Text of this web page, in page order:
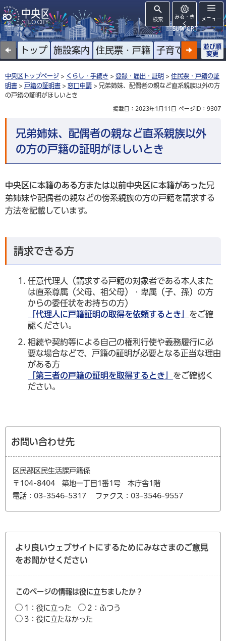
検索
みる・き
く
SUPPORT
メニュー
トップ 施設案内 住民票・戸籍 子育て 高齢者
並び順
変更
中央区トップページ > くらし・手続き > 登録・届出・証明 > 住民票・戸籍の証
明書 > 戸籍の証明書 > 窓口申請 > 兄弟姉妹、配偶者の親など直系親族以外の方
の戸籍の証明がほしいとき
掲載日：2023年1月11日 ページID：9307
兄弟姉妹、配偶者の親など直系親族以外
の方の戸籍の証明がほしいとき
中央区に本籍のある方または 以前中央区に本籍があった兄
弟姉妹や配偶者の親などの傍系親族の方の戸籍を請求する
方法を記載しています。
請求できる方
任意代理人（請求する戸籍の対象者である本人また
は直系尊属（父母、祖父母）・卑属（子、孫）の方
からの委任状をお持ちの方）
「代理人に戸籍証明の取得を依頼するとき」 をご確
認ください。
相続や契約等による自己の権利行使や義務履行に必
要な場合などで、戸籍の証明が必要となる正当な理由
がある方
「第三者の戸籍の証明を取得するとき」 をご確認く
ださい。
お問い合わせ先
区民部区民生活課戸籍係
〒104-8404 築地一丁目1番1号 本庁舎1階
電話：03-3546-5317
ファクス：03-3546-9557
より良いウェブサイトにするためにみなさまのご意見
をお聞かせください
このページの情報は役に立ちましたか？
1：役に立った
2：ふつう
3：役に立たなかった